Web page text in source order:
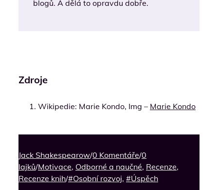
blogů. A dělá to opravdu dobře.
Zdroje
Wikipedie: Marie Kondo, Img – Marie Kondo
Jack Shakespearow/0 Komentáře/0
lajků/Motivace, Odborné a naučné, Recenze,
Recenze knih/#Osobní rozvoj, #Úspěch